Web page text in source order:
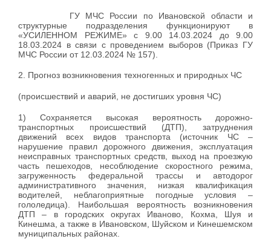
ГУ МЧС России по Ивановской области и
структурные подразделения функционируют в
«УСИЛЕННОМ РЕЖИМЕ» с 9.00 14.03.2024 до 9.00
18.03.2024 в связи с проведением выборов (Приказ ГУ
МЧС России от 12.03.2024 № 157).
2. Прогноз возникновения техногенных и природных ЧС
(происшествий и аварий, не достигших уровня ЧС)
1) Сохраняется высокая вероятность дорожно-
транспортных происшествий (ДТП), затруднения
движений всех видов транспорта (источник ЧС –
нарушение правил дорожного движения, эксплуатация
неисправных транспортных средств, выход на проезжую
часть пешеходов, несоблюдение скоростного режима,
загруженность федеральной трассы и автодорог
административного значения, низкая квалификация
водителей, неблагоприятные погодные условия –
гололедица). Наибольшая вероятность возникновения
ДТП – в городских округах Иваново, Кохма, Шуя и
Кинешма, а также в Ивановском, Шуйском и Кинешемском
муниципальных районах.